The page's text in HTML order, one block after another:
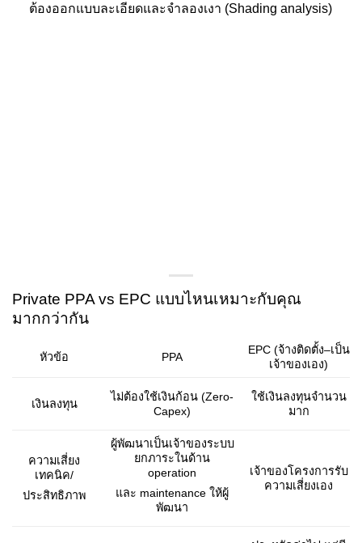
ต้องออกแบบละเอียดและจำลองเงา (Shading analysis)
Private PPA vs EPC แบบไหนเหมาะกับคุณ
มากกว่ากัน
หัวข้อ PPA
EPC (จ้างติดตั้ง–เป็น
เจ้าของเอง)
เงินลงทุน
ไม่ต้องใช้เงินก้อน (Zero-
Capex)
ใช้เงินลงทุนจำนวน
มาก
ความเสี่ยง
เทคนิค/
ประสิทธิภาพ
ผู้พัฒนาเป็นเจ้าของระบบ
ยกภาระในด้าน
operation
และ maintenance ให้ผู้
พัฒนา
เจ้าของโครงการรับ
ความเสี่ยงเอง